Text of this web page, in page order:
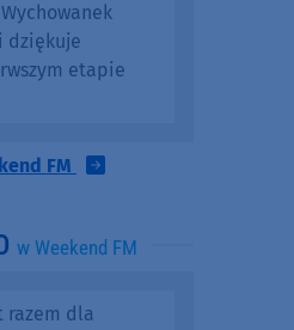
dziękuje
etapie
FM
w Weekend FM
razem dla